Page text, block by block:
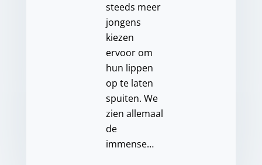
steeds meer
jongens
kiezen
ervoor om
hun lippen
op te laten
spuiten. We
zien allemaal
de
immense…